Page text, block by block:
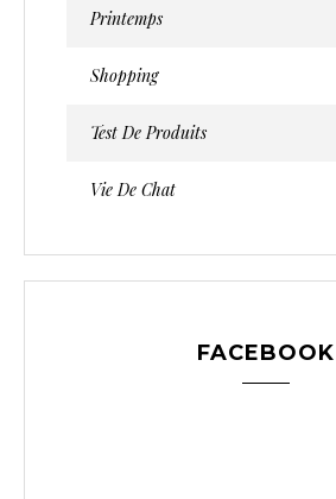
Printemps
Shopping
Test De Produits
Vie De Chat
FACEBOOK